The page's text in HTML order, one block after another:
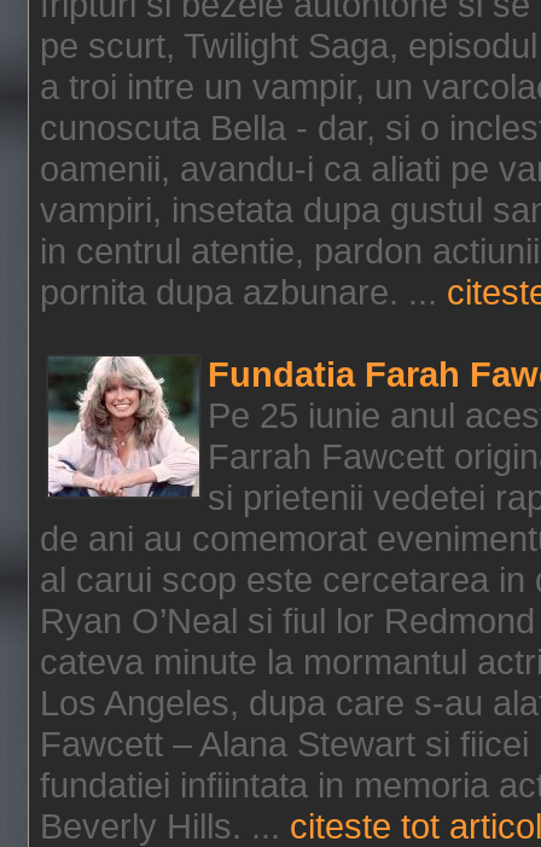
pe scurt, Twilight Saga,
a troi intre un vampir, un
cunoscuta Bella - dar, si o
oamenii, avandu-i ca aliati pe
vampiri, insetata dupa gustul
in centrul atentie, pardon
pornita dupa azbunare. ...
Fundatia Farah
Pe 25 iunie anul
Farrah Fawcett
si prietenii vedetei
de ani au comemorat
al carui scop este cercetarea
Ryan O’Neal si fiul lor
cateva minute la mormantul
Los Angeles, dupa care s-au
Fawcett – Alana Stewart si fiicei
fundatiei infiintata in memoria
Beverly Hills. ... citeste tot